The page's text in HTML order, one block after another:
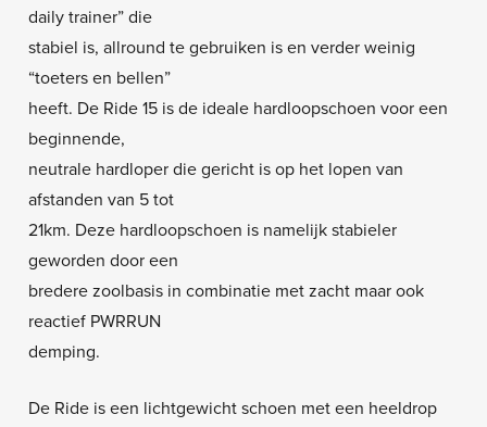
daily trainer” die
stabiel is, allround te gebruiken is en verder weinig
“toeters en bellen”
heeft. De Ride 15 is de ideale hardloopschoen voor een
beginnende,
neutrale hardloper die gericht is op het lopen van
afstanden van 5 tot
21km. Deze hardloopschoen is namelijk stabieler
geworden door een
bredere zoolbasis in combinatie met zacht maar ook
reactief PWRRUN
demping.
De Ride is een lichtgewicht schoen met een heeldrop